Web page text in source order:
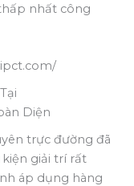
nhất công
trực đường đã
giải trí rất
áp dụng hàng